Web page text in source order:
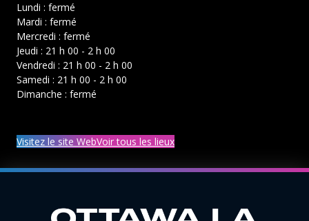
Lundi : fermé
Mardi : fermé
Mercredi : fermé
Jeudi : 21 h 00 - 2 h 00
Vendredi : 21 h 00 - 2 h 00
Samedi : 21 h 00 - 2 h 00
Dimanche : fermé
Visitez le site WebVoir tous les lieux